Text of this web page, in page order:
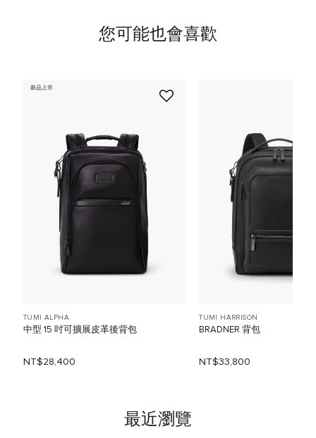
您可能也會喜歡
新品上市
TUMI ALPHA
中型 15 吋可擴展皮革後背包
NT$28,400
TUMI HARRISON
BRADNER 背包
NT$33,800
最近瀏覽